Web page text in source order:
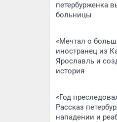
петербурженка
больницы
«Мечтал о
иностранец из
Ярославль и
история
«Год
Рассказ
нападении и